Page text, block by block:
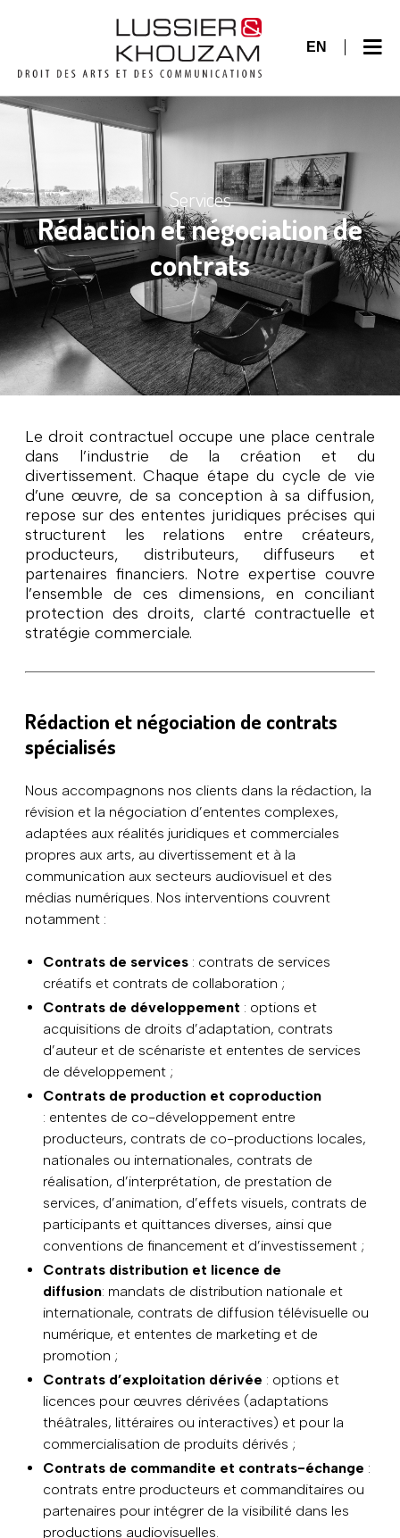
EN
Services
Rédaction et négociation de
contrats
Le droit contractuel occupe une place centrale
dans l’industrie de la création et du
divertissement. Chaque étape du cycle de vie
d’une œuvre, de sa conception à sa diffusion,
repose sur des ententes juridiques précises qui
structurent les relations entre créateurs,
producteurs, distributeurs, diffuseurs et
partenaires financiers. Notre expertise couvre
l’ensemble de ces dimensions, en conciliant
protection des droits, clarté contractuelle et
stratégie commerciale.
Rédaction et négociation de contrats
spécialisés
Nous accompagnons nos clients dans la rédaction, la
révision et la négociation d’ententes complexes,
adaptées aux réalités juridiques et commerciales
propres aux arts, au divertissement et à la
communication aux secteurs audiovisuel et des
médias numériques. Nos interventions couvrent
notamment :
Contrats de services : contrats de services
créatifs et contrats de collaboration ;
Contrats de développement : options et
acquisitions de droits d’adaptation, contrats
d’auteur et de scénariste et ententes de services
de développement ;
Contrats de production et coproduction
: ententes de co-développement entre
producteurs, contrats de co-productions locales,
nationales ou internationales, contrats de
réalisation, d’interprétation, de prestation de
services, d’animation, d’effets visuels, contrats de
participants et quittances diverses, ainsi que
conventions de financement et d’investissement ;
Contrats distribution et licence de
diffusion: mandats de distribution nationale et
internationale, contrats de diffusion télévisuelle ou
numérique, et ententes de marketing et de
promotion ;
Contrats d’exploitation dérivée : options et
licences pour œuvres dérivées (adaptations
théâtrales, littéraires ou interactives) et pour la
commercialisation de produits dérivés ;
Contrats de commandite et contrats-échange :
contrats entre producteurs et commanditaires ou
partenaires pour intégrer de la visibilité dans les
productions audiovisuelles.